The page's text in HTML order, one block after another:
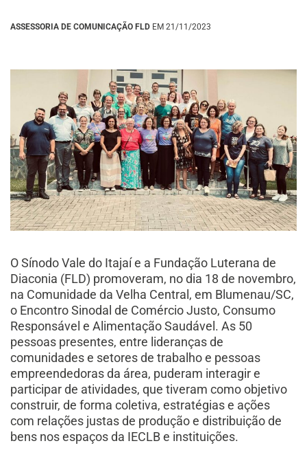
ASSESSORIA DE COMUNICAÇÃO FLD EM 21/11/2023
O Sínodo Vale do Itajaí e a Fundação Luterana de
Diaconia (FLD) promoveram, no dia 18 de novembro,
na Comunidade da Velha Central, em Blumenau/SC,
o Encontro Sinodal de Comércio Justo, Consumo
Responsável e Alimentação Saudável. As 50
pessoas presentes, entre lideranças de
comunidades e setores de trabalho e pessoas
empreendedoras da área, puderam interagir e
participar de atividades, que tiveram como objetivo
construir, de forma coletiva, estratégias e ações
com relações justas de produção e distribuição de
bens nos espaços da IECLB e instituições.